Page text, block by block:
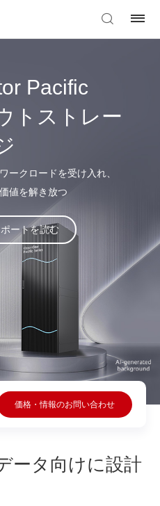
Pacific
トストレー
ークロードを受け入れ、
値を解き放つ
ートを読む
価格・情報のお問い合わせ
ータ向けに設計